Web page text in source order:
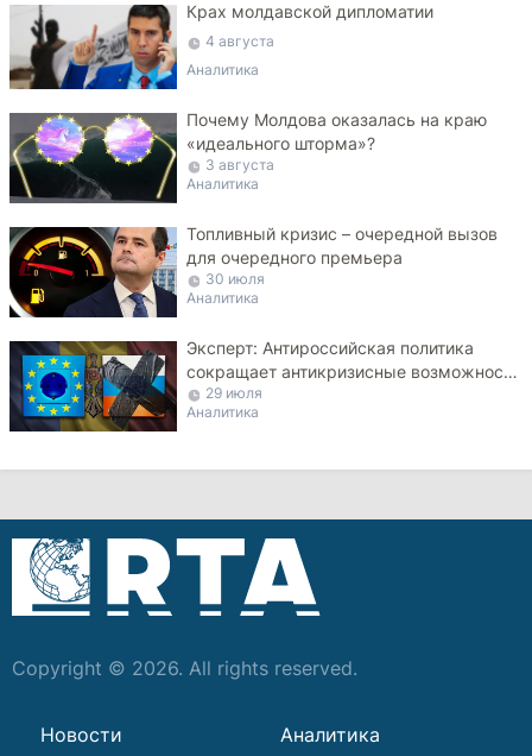
Крах молдавской дипломатии
4 августа
Аналитика
Почему Молдова оказалась на краю
«идеального шторма»?
3 августа
Аналитика
Топливный кризис – очередной вызов
для очередного премьера
30 июля
Аналитика
Эксперт: Антироссийская политика
сокращает антикризисные возможности
Молдовы
29 июля
Аналитика
Copyright © 2026. All rights reserved.
Новости Аналитика